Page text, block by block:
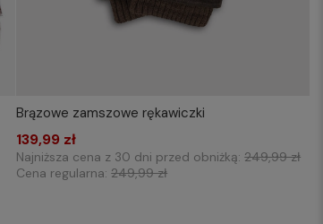
WYBIERZ ROZMIAR DO KOSZYKA
Brązowe zamszowe rękawiczki
139,99 zł
Najniższa cena z 30 dni przed obniżką:249,99 zł
Cena regularna:249,99 zł